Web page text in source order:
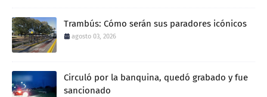
Trambús: Cómo serán sus paradores icónicos
agosto 03, 2026
Circuló por la banquina, quedó grabado y fue
sancionado